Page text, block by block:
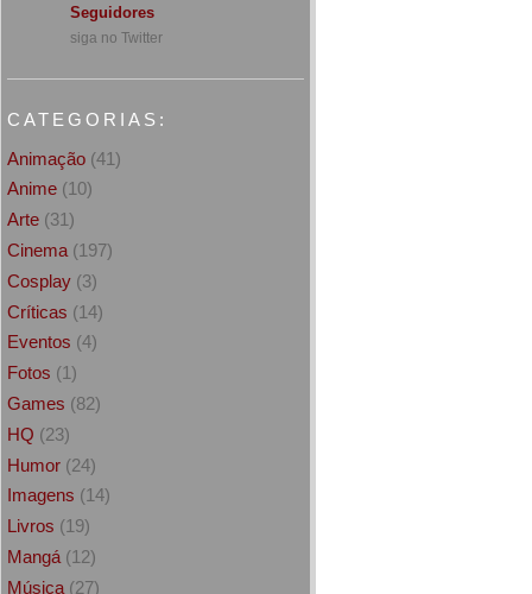
Seguidores
siga no Twitter
CATEGORIAS:
Animação (41)
Anime (10)
Arte (31)
Cinema (197)
Cosplay (3)
Críticas (14)
Eventos (4)
Fotos (1)
Games (82)
HQ (23)
Humor (24)
Imagens (14)
Livros (19)
Mangá (12)
Música (27)